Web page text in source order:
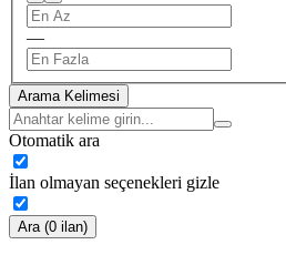
—
Arama Kelimesi
Otomatik ara
İlan olmayan seçenekleri gizle
Ara (0 ilan)